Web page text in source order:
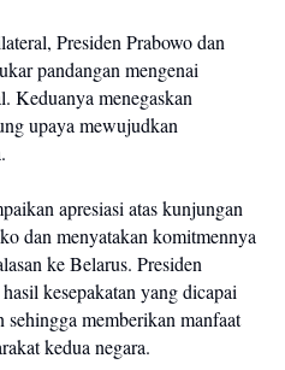
Presiden Prabowo dan
pandangan mengenai
Keduanya menegaskan
upaya mewujudkan
apresiasi atas kunjungan
dan menyatakan komitmennya
ke Belarus. Presiden
kesepakatan yang dicapai
sehingga memberikan manfaat
kedua negara.